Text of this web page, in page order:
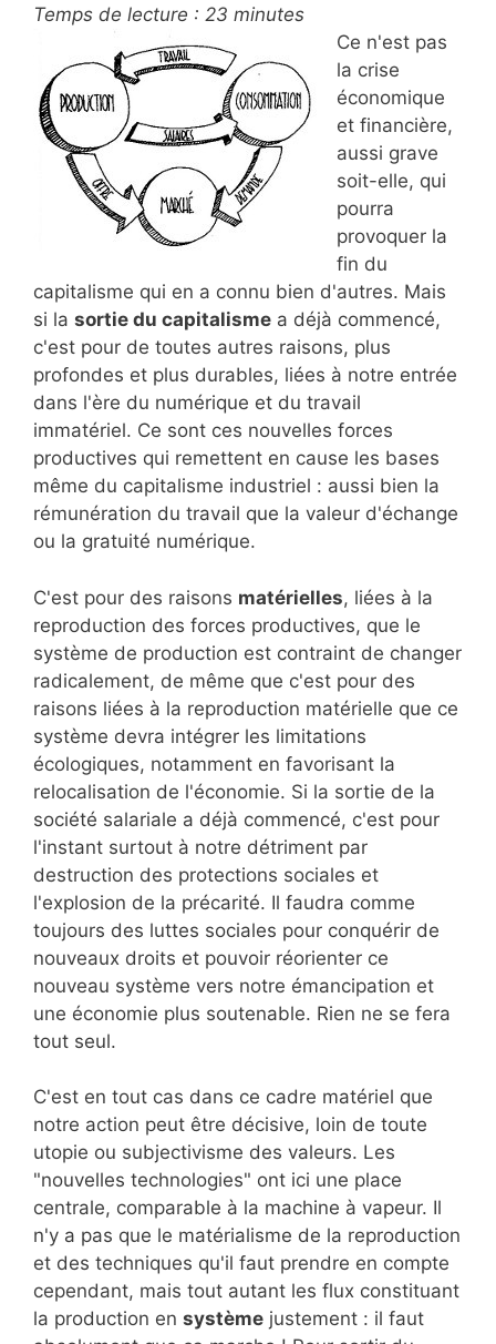
Temps de lecture : 23 minutes
Ce n'est pas
la crise
économique
et financière,
aussi grave
soit-elle, qui
pourra
provoquer la
fin du
capitalisme qui en a connu bien d'autres. Mais
si la sortie du capitalisme a déjà commencé,
c'est pour de toutes autres raisons, plus
profondes et plus durables, liées à notre entrée
dans l'ère du numérique et du travail
immatériel. Ce sont ces nouvelles forces
productives qui remettent en cause les bases
même du capitalisme industriel : aussi bien la
rémunération du travail que la valeur d'échange
ou la gratuité numérique.
C'est pour des raisons matérielles, liées à la
reproduction des forces productives, que le
système de production est contraint de changer
radicalement, de même que c'est pour des
raisons liées à la reproduction matérielle que ce
système devra intégrer les limitations
écologiques, notamment en favorisant la
relocalisation de l'économie. Si la sortie de la
société salariale a déjà commencé, c'est pour
l'instant surtout à notre détriment par
destruction des protections sociales et
l'explosion de la précarité. Il faudra comme
toujours des luttes sociales pour conquérir de
nouveaux droits et pouvoir réorienter ce
nouveau système vers notre émancipation et
une économie plus soutenable. Rien ne se fera
tout seul.
C'est en tout cas dans ce cadre matériel que
notre action peut être décisive, loin de toute
utopie ou subjectivisme des valeurs. Les
"nouvelles technologies" ont ici une place
centrale, comparable à la machine à vapeur. Il
n'y a pas que le matérialisme de la reproduction
et des techniques qu'il faut prendre en compte
cependant, mais tout autant les flux constituant
la production en système justement : il faut